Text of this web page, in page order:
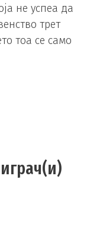
не успеа да
трет
тоа се само